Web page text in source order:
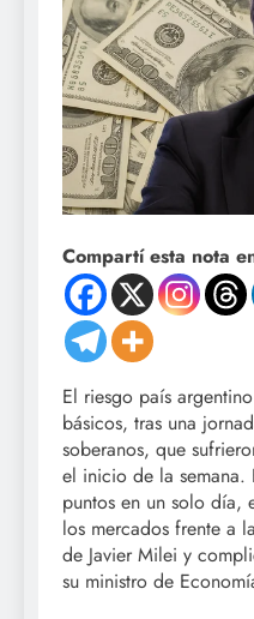
Compartí esta nota
El riesgo país
básicos, tras una
soberanos, que
el inicio de la
puntos en un solo día,
los mercados frente a
de Javier Milei y
su ministro de